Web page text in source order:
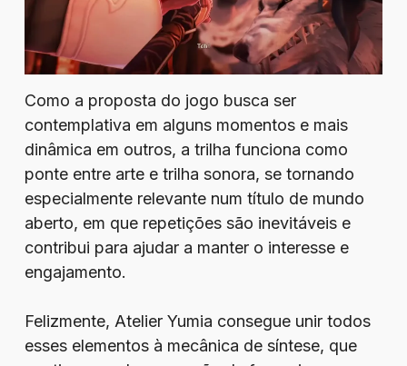
Como a proposta do jogo busca ser
contemplativa em alguns momentos e mais
dinâmica em outros, a trilha funciona como
ponte entre arte e trilha sonora, se tornando
especialmente relevante num título de mundo
aberto, em que repetições são inevitáveis e
contribui para ajudar a manter o interesse e
engajamento.
Felizmente, Atelier Yumia consegue unir todos
esses elementos à mecânica de síntese, que